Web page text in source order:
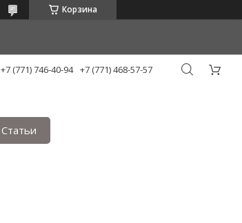
Корзина
+7 (771) 746-40-94 +7 (771) 468-57-57
Статьи